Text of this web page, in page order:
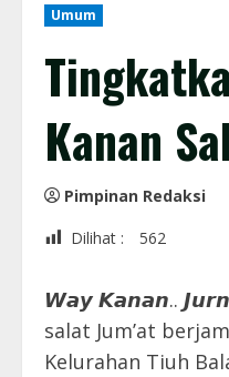
Umum
Kanan
Pimpinan Redaksi
Dilihat :
562
𝙒𝙖𝙮 𝙆𝙖𝙣𝙖𝙣..
salat Jum’at
Kelurahan Tiuh